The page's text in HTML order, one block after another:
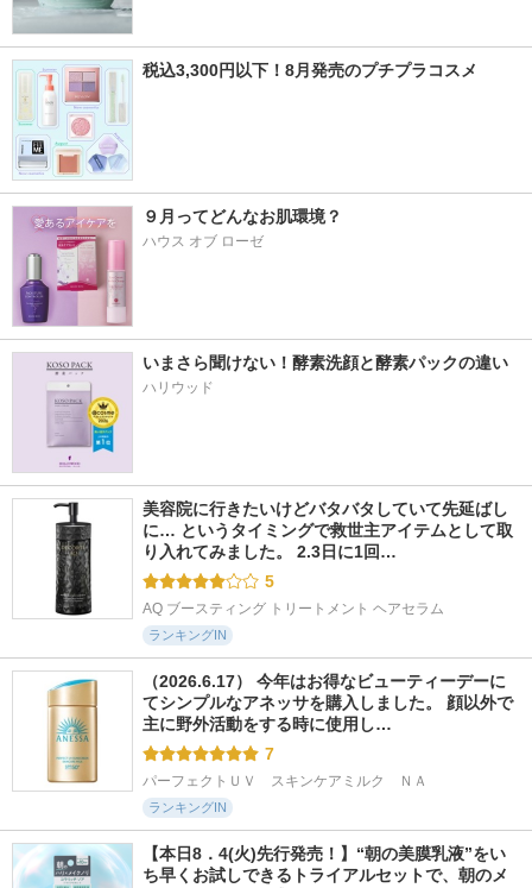
税込3,300円以下！8月発売のプチプラコスメ
９月ってどんなお肌環境？
ハウス オブ ローゼ
いまさら聞けない！酵素洗顔と酵素パックの違い
ハリウッド
美容院に行きたいけどバタバタしていて先延ばし
に… というタイミングで救世主アイテムとして取
り入れてみました。 2.3日に1回…
5
AQ ブースティング トリートメント ヘアセラム
ランキングIN
（2026.6.17） 今年はお得なビューティーデーに
てシンプルなアネッサを購入しました。 顔以外で
主に野外活動をする時に使用し…
7
パーフェクトＵＶ　スキンケアミルク　ＮＡ
ランキングIN
【本日8．4(火)先行発売！】“朝の美膜乳液”をい
ち早くお試しできるトライアルセットで、朝のメ